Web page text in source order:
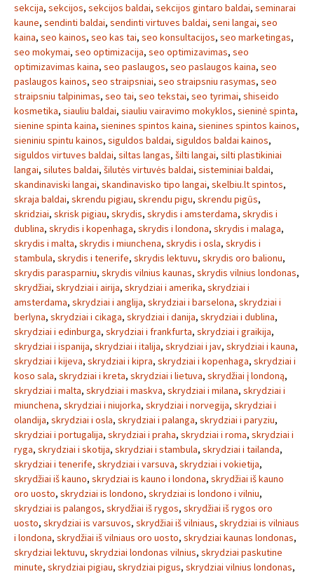
sekcija, sekcijos, sekcijos baldai, sekcijos gintaro baldai, seminarai
kaune, sendinti baldai, sendinti virtuves baldai, seni langai, seo
kaina, seo kainos, seo kas tai, seo konsultacijos, seo marketingas,
seo mokymai, seo optimizacija, seo optimizavimas, seo
optimizavimas kaina, seo paslaugos, seo paslaugos kaina, seo
paslaugos kainos, seo straipsniai, seo straipsniu rasymas, seo
straipsniu talpinimas, seo tai, seo tekstai, seo tyrimai, shiseido
kosmetika, siauliu baldai, siauliu vairavimo mokyklos, sieninė spinta,
sienine spinta kaina, sienines spintos kaina, sienines spintos kainos,
sieniniu spintu kainos, siguldos baldai, siguldos baldai kainos,
siguldos virtuves baldai, siltas langas, šilti langai, silti plastikiniai
langai, silutes baldai, šilutės virtuvės baldai, sisteminiai baldai,
skandinaviski langai, skandinavisko tipo langai, skelbiu.lt spintos,
skraja baldai, skrendu pigiau, skrendu pigu, skrendu pigūs,
skridziai, skrisk pigiau, skrydis, skrydis i amsterdama, skrydis i
dublina, skrydis i kopenhaga, skrydis i londona, skrydis i malaga,
skrydis i malta, skrydis i miunchena, skrydis i osla, skrydis i
stambula, skrydis i tenerife, skrydis lektuvu, skrydis oro balionu,
skrydis parasparniu, skrydis vilnius kaunas, skrydis vilnius londonas,
skrydžiai, skrydziai i airija, skrydziai i amerika, skrydziai i
amsterdama, skrydziai i anglija, skrydziai i barselona, skrydziai i
berlyna, skrydziai i cikaga, skrydziai i danija, skrydziai i dublina,
skrydziai i edinburga, skrydziai i frankfurta, skrydziai i graikija,
skrydziai i ispanija, skrydziai i italija, skrydziai i jav, skrydziai i kauna,
skrydziai i kijeva, skrydziai i kipra, skrydziai i kopenhaga, skrydziai i
koso sala, skrydziai i kreta, skrydziai i lietuva, skrydžiai į londoną,
skrydziai i malta, skrydziai i maskva, skrydziai i milana, skrydziai i
miunchena, skrydziai i niujorka, skrydziai i norvegija, skrydziai i
olandija, skrydziai i osla, skrydziai i palanga, skrydziai i paryziu,
skrydziai i portugalija, skrydziai i praha, skrydziai i roma, skrydziai i
ryga, skrydziai i skotija, skrydziai i stambula, skrydziai i tailanda,
skrydziai i tenerife, skrydziai i varsuva, skrydziai i vokietija,
skrydžiai iš kauno, skrydziai is kauno i londona, skrydžiai iš kauno
oro uosto, skrydziai is londono, skrydziai is londono i vilniu,
skrydziai is palangos, skrydžiai iš rygos, skrydžiai iš rygos oro
uosto, skrydziai is varsuvos, skrydžiai iš vilniaus, skrydziai is vilniaus
i londona, skrydžiai iš vilniaus oro uosto, skrydziai kaunas londonas,
skrydziai lektuvu, skrydziai londonas vilnius, skrydziai paskutine
minute, skrydziai pigiau, skrydziai pigus, skrydziai vilnius londonas,